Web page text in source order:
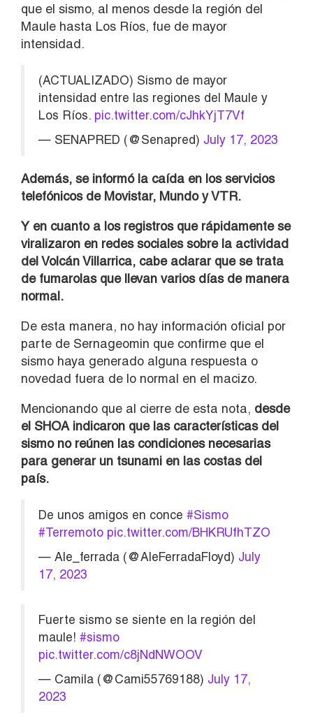
que el sismo, al menos desde la región del
Maule hasta Los Ríos, fue de mayor
intensidad.
(ACTUALIZADO) Sismo de mayor
intensidad entre las regiones del Maule y
Los Ríos. pic.twitter.com/cJhkYjT7Vf
— SENAPRED (@Senapred) July 17, 2023
Además, se informó la caída en los servicios
telefónicos de Movistar, Mundo y VTR.
Y en cuanto a los registros que rápidamente se
viralizaron en redes sociales sobre la actividad
del Volcán Villarrica, cabe aclarar que se trata
de fumarolas que llevan varios días de manera
normal.
De esta manera, no hay información oficial por
parte de Sernageomin que confirme que el
sismo haya generado alguna respuesta o
novedad fuera de lo normal en el macizo.
Mencionando que al cierre de esta nota, desde
el SHOA indicaron que las características del
sismo no reúnen las condiciones necesarias
para generar un tsunami en las costas del
país.
De unos amigos en conce #Sismo
#Terremoto pic.twitter.com/BHKRUfhTZO
— Ale_ferrada (@AleFerradaFloyd) July
17, 2023
Fuerte sismo se siente en la región del
maule! #sismo
pic.twitter.com/c8jNdNWOOV
— Camila (@Cami55769188) July 17,
2023